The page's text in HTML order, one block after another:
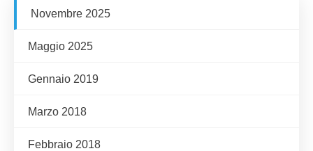
Novembre 2025
Maggio 2025
Gennaio 2019
Marzo 2018
Febbraio 2018